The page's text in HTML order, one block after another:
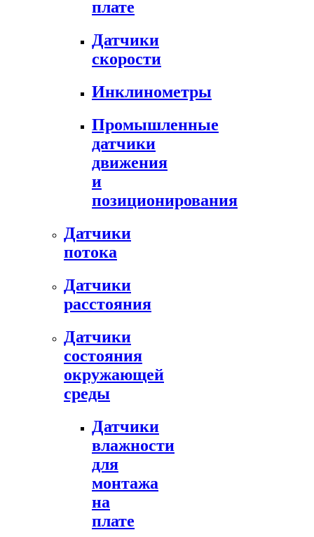
плате
Датчики
скорости
Инклинометры
Промышленные
датчики
движения
и
позиционирования
Датчики
потока
Датчики
расстояния
Датчики
состояния
окружающей
среды
Датчики
влажности
для
монтажа
на
плате